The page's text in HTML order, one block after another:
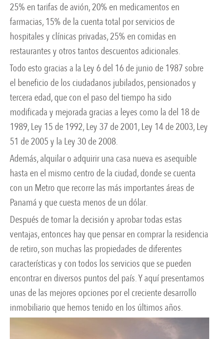
25% en tarifas de avión, 20% en medicamentos en
farmacias, 15% de la cuenta total por servicios de
hospitales y clínicas privadas, 25% en comidas en
restaurantes y otros tantos descuentos adicionales.
Todo esto gracias a la Ley 6 del 16 de junio de 1987 sobre
el beneficio de los ciudadanos jubilados, pensionados y
tercera edad, que con el paso del tiempo ha sido
modificada y mejorada gracias a leyes como la del 18 de
1989, Ley 15 de 1992, Ley 37 de 2001, Ley 14 de 2003, Ley
51 de 2005 y la Ley 30 de 2008.
Además, alquilar o adquirir una casa nueva es asequible
hasta en el mismo centro de la ciudad, donde se cuenta
con un Metro que recorre las más importantes áreas de
Panamá y que cuesta menos de un dólar.
Después de tomar la decisión y aprobar todas estas
ventajas, entonces hay que pensar en comprar la residencia
de retiro, son muchas las propiedades de diferentes
características y con todos los servicios que se pueden
encontrar en diversos puntos del país. Y aquí presentamos
unas de las mejores opciones por el creciente desarrollo
inmobiliario que hemos tenido en los últimos años.